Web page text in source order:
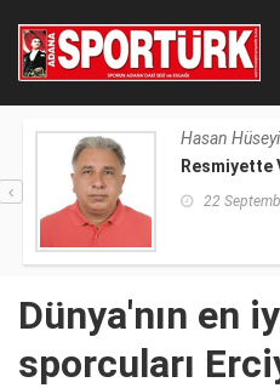
Hasan
Resmiyette
22
Dünya'nın en
sporcuları